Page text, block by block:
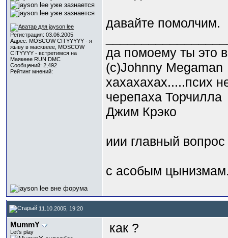
Регистрация: 03.06.2005
Адрес: MOSCOW CITYYYYY - я
жыву в масквеее, MOSCOW
CITYYYY - встретимся на
Маякеее RUN DMC
Сообщений: 2,492
Рейтинг мнений:
давайте помолчим.
да помоему ты это
(c)Johnny Megaman
хахахахах.....псих
черепаха Торчилла
Джим Крэко
иии главный
с асобым
11.10.2005, 19:20
MummY
Let's play
как ?